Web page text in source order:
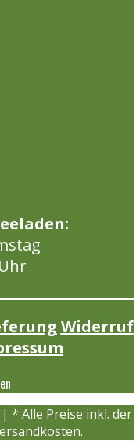
Widerruf
* Alle Preise inkl. der